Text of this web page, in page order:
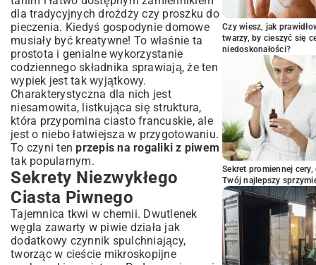
dla tradycyjnych drożdży czy proszku do
pieczenia. Kiedyś gospodynie domowe
musiały być kreatywne! To właśnie ta
prostota i genialne wykorzystanie
codziennego składnika sprawiają, że ten
wypiek jest tak wyjątkowy.
Charakterystyczna dla nich jest
niesamowita, listkująca się struktura,
która przypomina ciasto francuskie, ale
jest o niebo łatwiejsza w przygotowaniu.
To czyni tenprzepis na rogaliki z piwem
tak popularnym.
Sekrety Niezwykłego
Ciasta Piwnego
Tajemnica tkwi w chemii. Dwutlenek
węgla zawarty w piwie działa jak
dodatkowy czynnik spulchniający,
tworząc w cieście mikroskopijne
Czy wiesz, jak
twarzy, by cieszyć się
niedoskonałości?
Sekret promiennej
Twój najlepszy